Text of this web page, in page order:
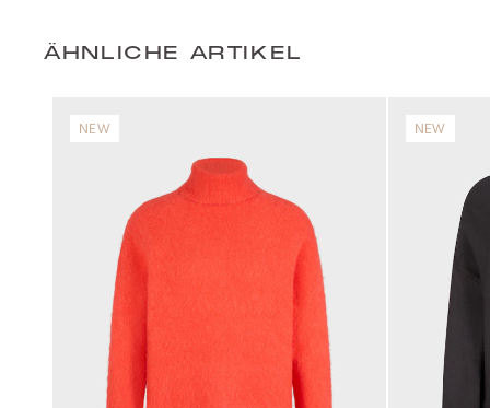
ÄHNLICHE ARTIKEL
NEW NEW